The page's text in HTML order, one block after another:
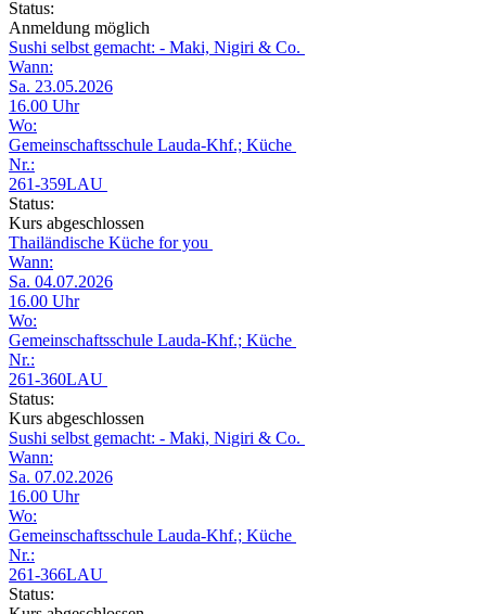
Status:
Anmeldung möglich
Sushi selbst gemacht: - Maki, Nigiri & Co.
Wann:
Sa. 23.05.2026
16.00 Uhr
Wo:
Gemeinschaftsschule Lauda-Khf.; Küche
Nr.:
261-359LAU
Status:
Kurs abgeschlossen
Thailändische Küche for you
Wann:
Sa. 04.07.2026
16.00 Uhr
Wo:
Gemeinschaftsschule Lauda-Khf.; Küche
Nr.:
261-360LAU
Status:
Kurs abgeschlossen
Sushi selbst gemacht: - Maki, Nigiri & Co.
Wann:
Sa. 07.02.2026
16.00 Uhr
Wo:
Gemeinschaftsschule Lauda-Khf.; Küche
Nr.:
261-366LAU
Status: